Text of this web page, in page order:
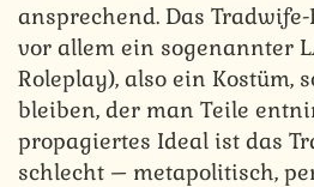
ansprechend. Das
vor allem ein sogenannter
Roleplay), also ein Kostüm,
bleiben, der man Teile
propagiertes Ideal ist das
schlecht – metapolitisch,